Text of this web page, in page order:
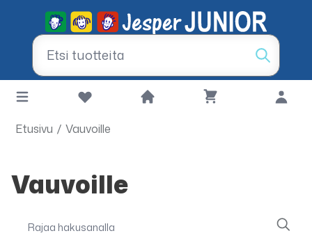
Etusivu / Vauvoille
Vauvoille